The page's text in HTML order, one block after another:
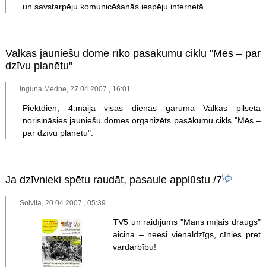
un savstarpēju komunicēšanās iespēju internetā.
Valkas jauniešu dome rīko pasākumu ciklu "Mēs – par
dzīvu planētu"
Inguna Medne, 27.04.2007., 16:01
Piektdien, 4.maijā visas dienas garumā Valkas pilsētā
norisināsies jauniešu domes organizēts pasākumu cikls "Mēs –
par dzīvu planētu".
Ja dzīvnieki spētu raudāt, pasaule applūstu /7
Solvita, 20.04.2007., 05:39
TV5 un raidījums "Mans mīļais draugs"
aicina – neesi vienaldzīgs, cīnies pret
vardarbību!